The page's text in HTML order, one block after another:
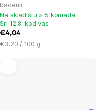
bademi
Na skladištu > 5 komada
Sri 12.8. kod vas
€4,04
Cijena
€3,23 / 100 g